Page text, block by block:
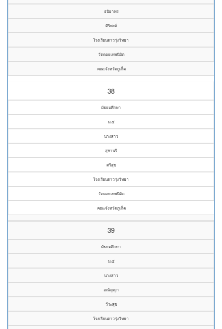
ธนิยาพร
ศิริพงค์
โรงเรียนดาวรุ่งวิทยา
วัดดอยเทพนิมิต
คณะจังหวัดภูเก็ต
38
มัธยมศึกษา
ม.๕
นางสาว
สุชานรี
ศรีสุข
โรงเรียนดาวรุ่งวิทยา
วัดดอยเทพนิมิต
คณะจังหวัดภูเก็ต
39
มัธยมศึกษา
ม.๕
นางสาว
อณัญญา
วีระสุข
โรงเรียนดาวรุ่งวิทยา